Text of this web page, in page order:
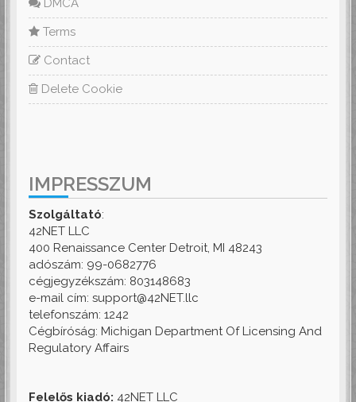
DMCA
Terms
Contact
Delete Cookie
IMPRESSZUM
Szolgáltató:
42NET LLC
400 Renaissance Center Detroit, MI 48243
adószám: 99-0682776
cégjegyzékszám: 803148683
e-mail cím: support@42NET.llc
telefonszám: 1242
Cégbíróság: Michigan Department Of Licensing And
Regulatory Affairs
Felelős kiadó: 42NET LLC